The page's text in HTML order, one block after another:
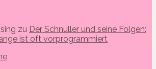
zu Der Schnuller und seine Folgen:
ist oft vorprogrammiert